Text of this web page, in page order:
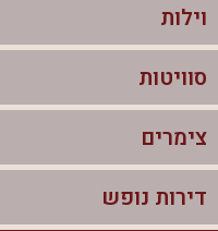
וילות
וילות בצפון
וילות להשכרה
סוויטות
סוויטות בצפון
צימרים לזוגות עם בריכה פרטית
צימרים
צימרים בצפון
דירות נופש